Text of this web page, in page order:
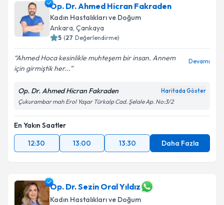
Op. Dr. Ahmed Hicran Fakraden
Kadın Hastalıkları ve Doğum
Ankara, Çankaya
5 (27 Değerlendirme)
Ahmed Hoca kesinlikle muhteşem bir insan. Annem
için girmiştik her...
Devamı
Op. Dr. Ahmed Hicran Fakraden Haritada Göster
Çukurambar mah Erol Yaşar Türkalp Cad. Şelale Ap. No:3/2
En Yakın Saatler
12:30
13:00 13:30 Daha Fazla
Op. Dr. Sezin Oral Yıldız
Kadın Hastalıkları ve Doğum